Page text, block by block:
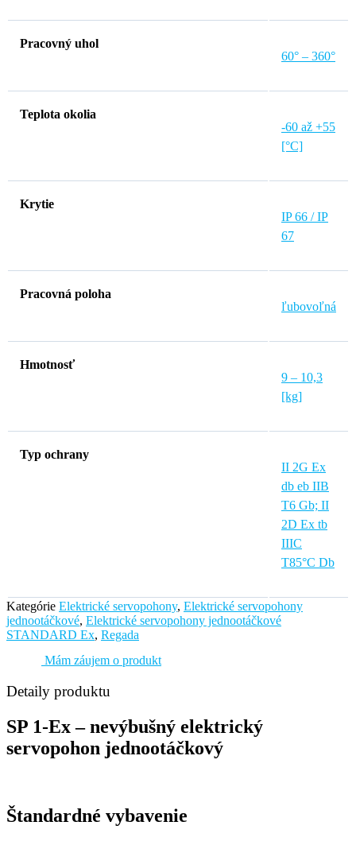
Pracovný uhol
60° – 360°
Teplota okolia
-60 až +55
[°C]
Krytie
IP 66 / IP
67
Pracovná poloha
ľubovoľná
Hmotnosť
9 – 10,3
[kg]
Typ ochrany
II 2G Ex
db eb IIB
T6 Gb; II
2D Ex tb
IIIC
T85°C Db
Kategórie Elektrické servopohony, Elektrické servopohony
jednootáčkové, Elektrické servopohony jednootáčkové
STANDARD Ex, Regada
Mám záujem o produkt
Detaily produktu
SP 1-Ex – nevýbušný elektrický
servopohon jednootáčkový
Štandardné vybavenie